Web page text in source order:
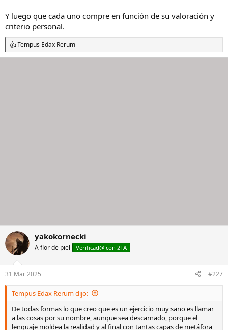
Y luego que cada uno compre en función de su valoración y
criterio personal.
R
e
Tempus Edax Rerum
yakokornecki
A flor de piel Verificad@ con 2FA
31 Mar 2025 #227
Tempus Edax Rerum dijo:
De todas formas lo que creo que es un ejercicio muy sano es llamar
a las cosas por su nombre, aunque sea descarnado, porque el
lenguaje moldea la realidad y al final con tantas capas de metáfora